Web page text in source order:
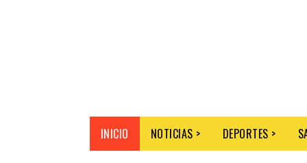
INICIO NOTICIAS > DEPORTES >